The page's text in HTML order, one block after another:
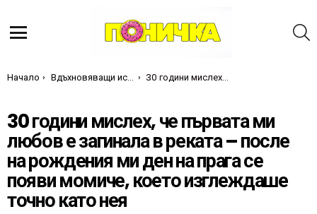
Ти си тук:
Начало Вдъхновяващи истории 30 години мислех, че първата ми любов е загинала в реката – после на рождения ми ден на прага се появи момиче, което изглеждаше точно като нея
30 години мислех, че първата ми
любов е загинала в реката – после
на рождения ми ден на прага се
появи момиче, което изглеждаше
точно като нея